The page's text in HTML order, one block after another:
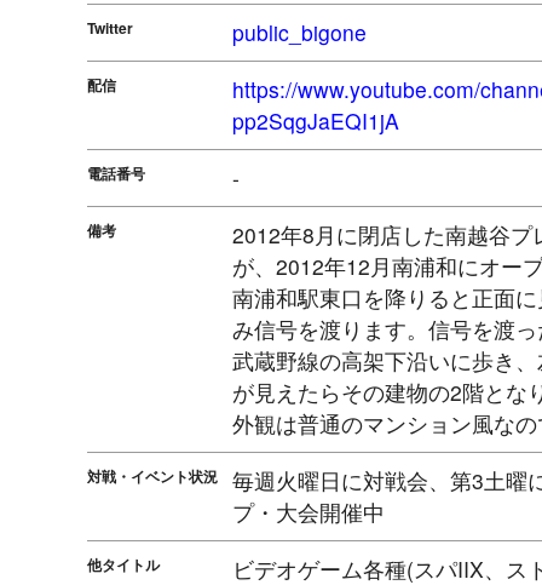
Twitter public_bigone
配信
https://www.youtube.com/
pp2SqgJaEQI1jA
電話番号 -
備考
2012年8月に閉店した南越谷
が、2012年12月南浦和にオー
南浦和駅東口を降りると正面
み信号を渡ります。信号を渡
武蔵野線の高架下沿いに歩き
が見えたらその建物の2階とな
外観は普通のマンション風な
対戦・イベント状況
毎週火曜日に対戦会、第3土曜
プ・大会開催中
他タイトル
ビデオゲーム各種(スパIIX、ス